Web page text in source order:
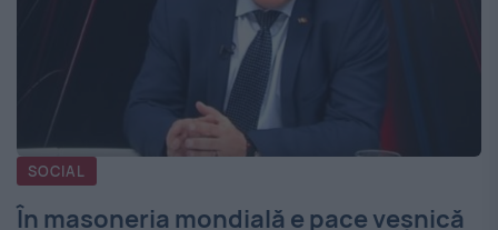
SOCIAL
În masoneria mondială e pace veșnică